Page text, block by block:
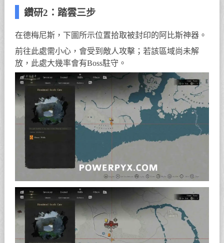
鑽研2：踏雲三步
在德梅尼斯，下圖所示位置拾取被封印的阿比斯神器。
前往此處需小心，會受到敵人攻擊；若該區域尚未解
放，此處大幾率會有Boss駐守。